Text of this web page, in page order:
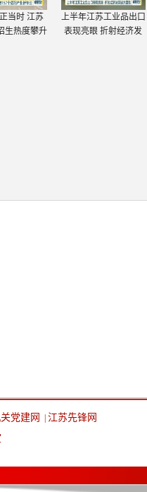
当时 江苏
生热度攀升
上半年江苏工业品出口
表现亮眼 折射经济发
党建网
江苏先锋网